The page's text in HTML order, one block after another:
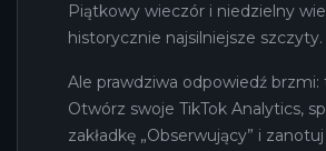
Piątkowy wieczór i niedzielny
historycznie najsilniejsze szczyty.
Ale prawdziwa odpowiedź brzmi:
Otwórz swoje TikTok Analytics,
zakładkę „Obserwujący” i